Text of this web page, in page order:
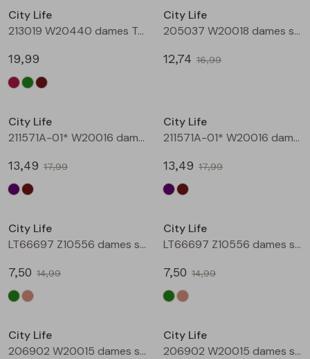
Blouses lange mouw
Sweatshirts
Gilet spencers
Jackjes
Blazers
Bermuda's
Bermuda's
Lange broek
Jackjes
Jassen
Leggings
Rokken
Lange broeken
Lange broeken
Leggings
T-shirts lange mouw
Tops
Vesten
City Life
213019 W20440 dames T-shirt lm Bruin
19,99
City Life
205037 W20018 dames singlet Aubergine
12,74 16,99
City Life
211571A-01* W20016 dames T-shirt km aubergine
13,49 17,99
City Life
211571A-01* W20016 dames T-shirt km bruin
13,49 17,99
City Life
LT66697 Z10556 dames singlet Army
7,50 14,99
City Life
LT66697 Z10556 dames singlet Kit
7,50 14,99
City Life
206902 W20015 dames singlet Aubergine
City Life
206902 W20015 dames singlet Petrol